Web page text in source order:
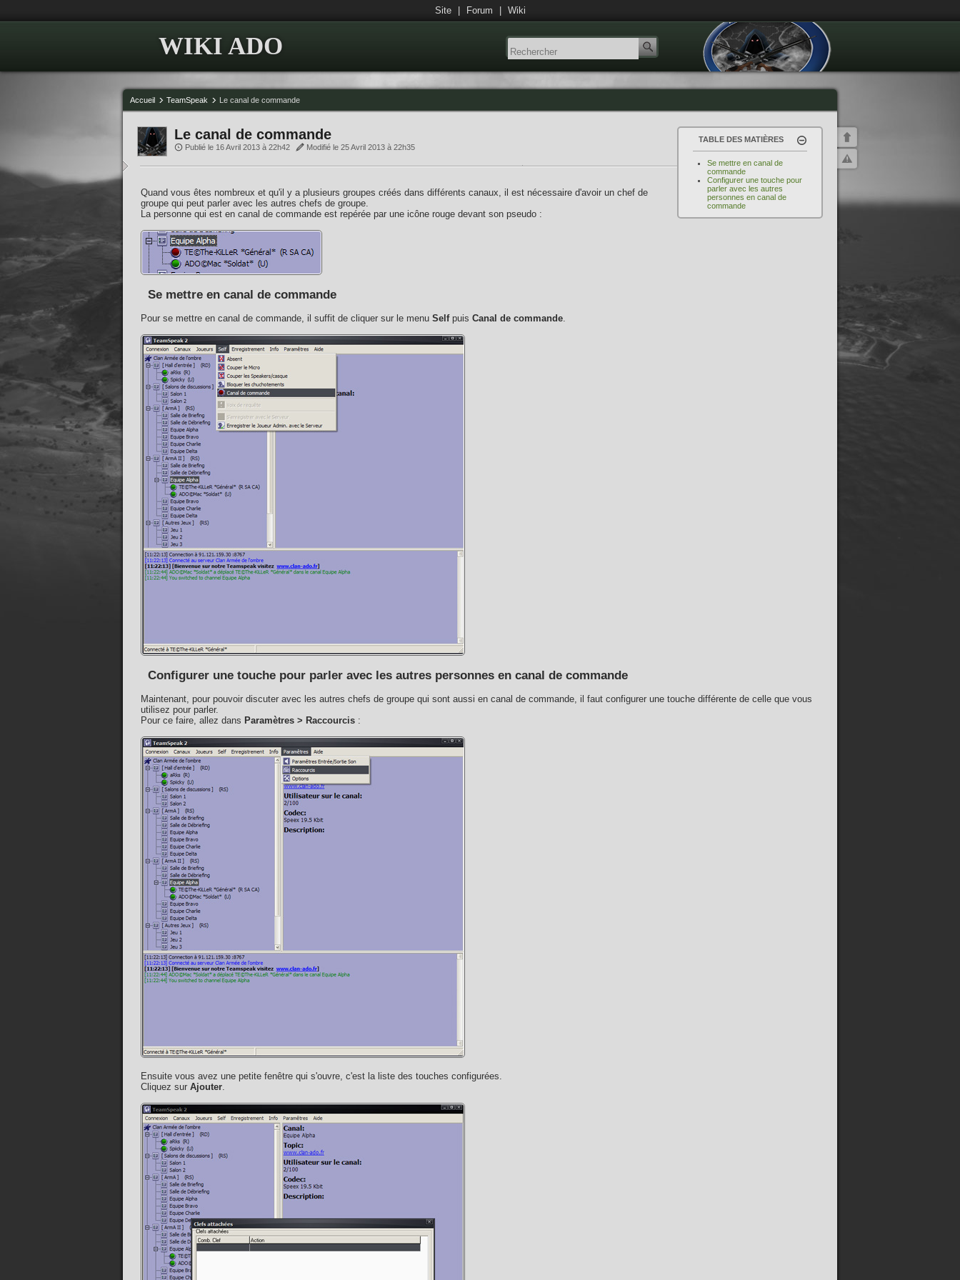
Site Forum Wiki
WIKI ADO
Accueil TeamSpeak Le canal de commande
TABLE DES MATIÈRES
Se mettre en canal de
commande
Configurer une touche pour
parler avec les autres
personnes en canal de
commande
Le canal de commande
Publié le 16 Avril 2013 à 22h42 Modifié le 25 Avril 2013 à 22h35
Quand vous êtes nombreux et qu'il y a plusieurs groupes créés dans différents canaux, il est nécessaire d'avoir un chef de
groupe qui peut parler avec les autres chefs de groupe.
La personne qui est en canal de commande est repérée par une icône rouge devant son pseudo :
Se mettre en canal de commande
Pour se mettre en canal de commande, il suffit de cliquer sur le menu Selfpuis Canal de commande.
Configurer une touche pour parler avec les autres personnes en canal de commande
Maintenant, pour pouvoir discuter avec les autres chefs de groupe qui sont aussi en canal de commande, il faut configurer une touche différente de celle que vous
utilisez pour parler.
Pour ce faire, allez dans Paramètres > Raccourcis :
Ensuite vous avez une petite fenêtre qui s'ouvre, c'est la liste des touches configurées.
Cliquez sur Ajouter.